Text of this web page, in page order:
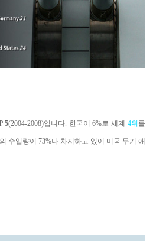
5(2004-2008)입니다. 한국이 6%로 세계4위를
수입량이 73%나 차지하고 있어 미국 무기 애